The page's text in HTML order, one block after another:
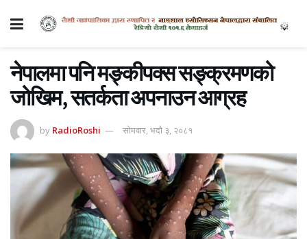
नेपालमा पनि मङ्कीपक्स सङ्क्रमणको
जोखिम, सतर्कता अपनाउन आग्रह
by RadioRoshi सोमवार, भदौ ३, २०८१